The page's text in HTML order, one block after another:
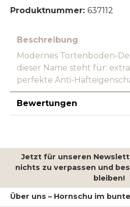
Produktnummer: 637112
Beschreibung
Modernes Tortenboden-
dieser Name steht für:
perfekte Anti-
Bewertungen
Jetzt für unseren
nichts zu verpassen und
bleiben!
Über uns – Hornschu im